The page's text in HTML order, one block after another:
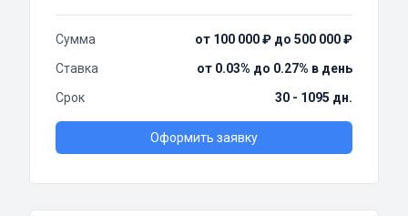
Сумма
от 100 000 ₽ до 500 000 ₽
Ставка
от 0.03% до 0.27% в день
Срок
30 - 1095 дн.
Оформить заявку